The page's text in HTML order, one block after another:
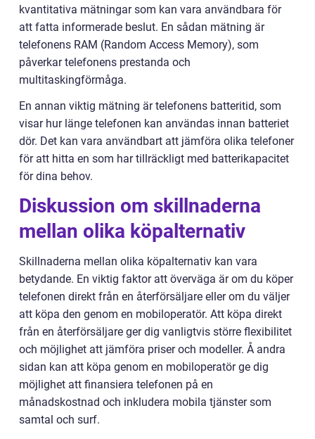
kvantitativa mätningar som kan vara användbara för
att fatta informerade beslut. En sådan mätning är
telefonens RAM (Random Access Memory), som
påverkar telefonens prestanda och
multitaskingförmåga.
En annan viktig mätning är telefonens batteritid, som
visar hur länge telefonen kan användas innan batteriet
dör. Det kan vara användbart att jämföra olika telefoner
för att hitta en som har tillräckligt med batterikapacitet
för dina behov.
Diskussion om skillnaderna
mellan olika köpalternativ
Skillnaderna mellan olika köpalternativ kan vara
betydande. En viktig faktor att överväga är om du köper
telefonen direkt från en återförsäljare eller om du väljer
att köpa den genom en mobiloperatör. Att köpa direkt
från en återförsäljare ger dig vanligtvis större flexibilitet
och möjlighet att jämföra priser och modeller. Å andra
sidan kan att köpa genom en mobiloperatör ge dig
möjlighet att finansiera telefonen på en
månadskostnad och inkludera mobila tjänster som
samtal och surf.